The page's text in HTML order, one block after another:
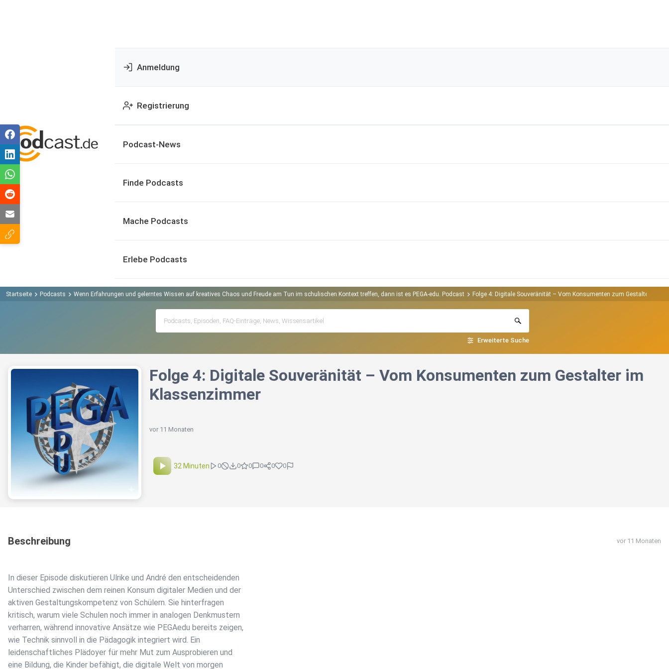
Anmeldung
Registrierung
Podcast-News
Finde Podcasts
Mache Podcasts
Erlebe Podcasts
Startseite Podcasts Wenn Erfahrungen und gelerntes Wissen auf kreatives Chaos und Freude am Tun im schulischen Kontext treffen, dann ist es PEGA-edu. Podcast Folge 4: Digitale Souveränität – Vom Konsumenten zum Gestalter im
Erweiterte Suche
Folge 4: Digitale Souveränität – Vom Konsumenten zum Gestalter im
Klassenzimmer
vor 11 Monaten
32 Minuten 0 0 0 0 0 0
Beschreibung vor 11 Monaten
In dieser Episode diskutieren Ulrike und André den entscheidenden
Unterschied zwischen dem reinen Konsum digitaler Medien und der
aktiven Gestaltungskompetenz von Schülern. Sie hinterfragen
kritisch, warum viele Schulen noch immer in analogen Denkmustern
verharren, während innovative Ansätze wie PEGAedu bereits zeigen,
wie Technik sinnvoll in die Pädagogik integriert wird. Ein
leidenschaftliches Plädoyer für mehr Mut zum Ausprobieren und
eine Bildung, die Kinder befähigt, die digitale Welt von morgen